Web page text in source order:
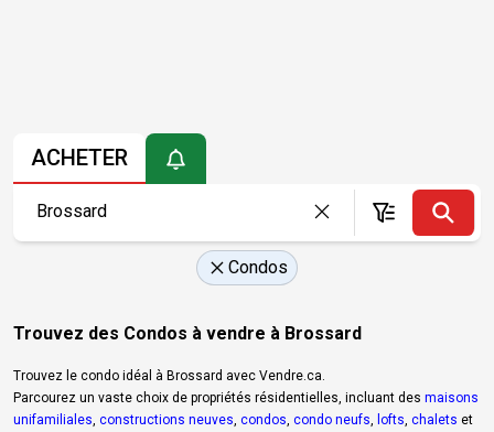
ACHETER
Condos
Trouvez des Condos à vendre à Brossard
Trouvez le condo idéal à Brossard avec Vendre.ca.
Parcourez un vaste choix de propriétés résidentielles, incluant des maisons
unifamiliales constructions neuves condos condo neufs lofts chalets et